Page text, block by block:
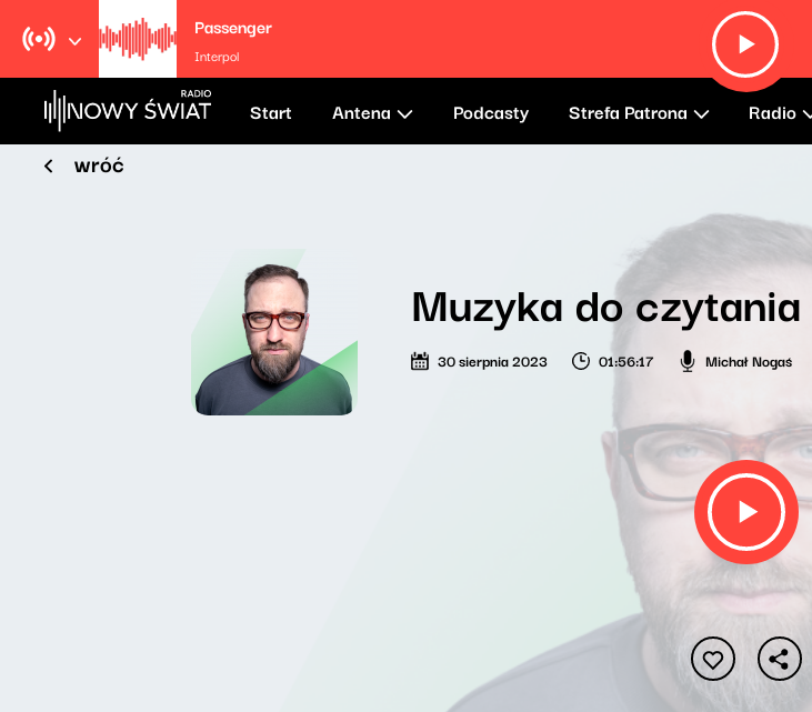
Passenger
Interpol
Start Antena Podcasty Strefa Patrona Radio
wróć
Muzyka do
30 sierpnia 2023 01:56:17 Michał Nogaś